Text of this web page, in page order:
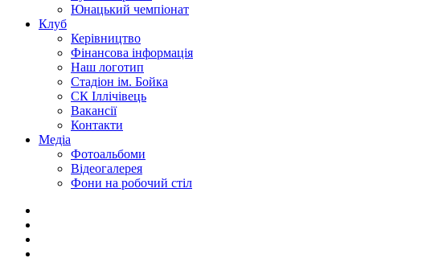
Юнацький чемпіонат
Клуб
Керівництво
Фінансова інформація
Наш логотип
Стадіон ім. Бойка
СК Іллічівець
Вакансії
Контакти
Медіа
Фотоальбоми
Відеогалерея
Фони на робочий стіл